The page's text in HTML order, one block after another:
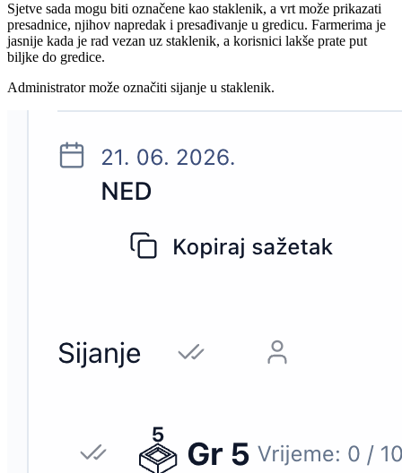
Sjetve sada mogu biti označene kao staklenik, a vrt može prikazati
presadnice, njihov napredak i presađivanje u gredicu. Farmerima je
jasnije kada je rad vezan uz staklenik, a korisnici lakše prate put
biljke do gredice.
Administrator može označiti sijanje u staklenik.